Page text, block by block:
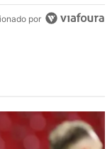
por